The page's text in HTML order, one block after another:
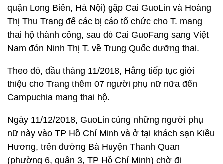
quận Long Biên, Hà Nội) gặp Cai GuoLin và Hoàng
Thị Thu Trang để các bị cáo tổ chức cho T. mang
thai hộ thành công, sau đó Cai GuoFang sang Việt
Nam đón Ninh Thị T. về Trung Quốc dưỡng thai.
Theo đó, đầu tháng 11/2018, Hằng tiếp tục giới
thiệu cho Trang thêm 07 người phụ nữ nữa đến
Campuchia mang thai hộ.
Ngày 11/12/2018, GuoLin cùng những người phụ
nữ này vào TP Hồ Chí Minh và ở tại khách sạn Kiều
Hương, trên đường Bà Huyện Thanh Quan
(phường 6, quận 3, TP Hồ Chí Minh) chờ đi